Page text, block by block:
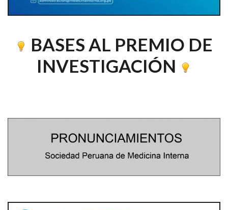
BASES AL PREMIO DE
INVESTIGACIÓN